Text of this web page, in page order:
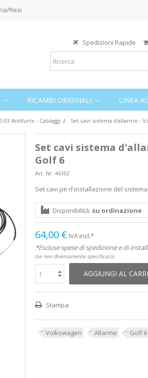
Resi
Spedizioni Rapide
RICAMBI ORIGINALI LINEA
Antifurto - Cablaggi Set cavi sistema d'allarme -
Set cavi sistema
Golf 6
Art. Nr: 46102
Set cavi pe rl'installazione del
Disponibilità: su ordinazione
64,00 € IVA incl.*
*Escluse spese di spedizione e di
(se non diversamente specificato)
AGGIUNGI AL
Stampa
Volkswagen Allarme Golf 6